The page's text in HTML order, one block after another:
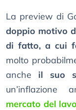
La preview di
doppio motivo
di fatto, a cui
molto
anche il suo
un’inflazione
mercato del